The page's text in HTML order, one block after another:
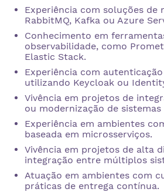
Experiência com soluções de
RabbitMQ, Kafka ou Azure
Conhecimento em
observabilidade, como
Elastic Stack.
Experiência com
utilizando Keycloak ou
Vivência em projetos de
ou modernização de sistemas
Experiência em ambientes
baseada em microsserviços.
Vivência em projetos de alta
integração entre múltiplos
Atuação em ambientes com
práticas de entrega contínua.